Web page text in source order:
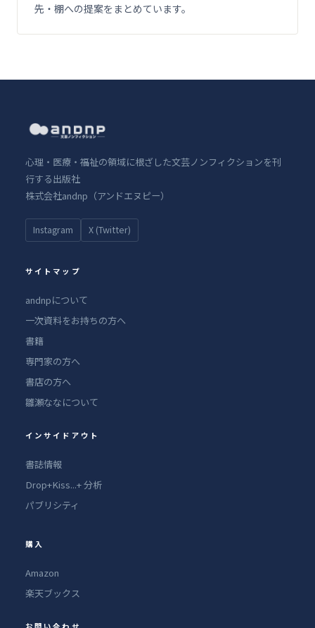
先・棚への提案をまとめています。
心理・医療・福祉の領域に根ざした文芸ノンフィクションを刊
行する出版社
株式会社andnp（アンドエヌピー）
Instagram X (Twitter)
サイトマップ
andnpについて
一次資料をお持ちの方へ
書籍
専門家の方へ
書店の方へ
雛瀬ななについて
インサイドアウト
書誌情報
Drop+Kiss...+ 分析
パブリシティ
購入
Amazon
楽天ブックス